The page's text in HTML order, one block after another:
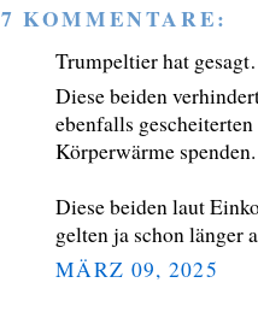
7 KOMMENTARE:
Trumpeltier hat
Diese beiden
ebenfalls
Körperwärme spenden.
Diese beiden laut
gelten ja schon länger
MÄRZ 09, 2025